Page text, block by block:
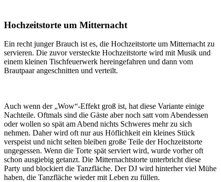
Hochzeitstorte um Mitternacht
Ein recht junger Brauch ist es, die Hochzeitstorte um Mitternacht zu
servieren. Die zuvor versteckte Hochzeitstorte wird mit Musik und
einem kleinen Tischfeuerwerk hereingefahren und dann vom
Brautpaar angeschnitten und verteilt.
Auch wenn der „Wow“-Effekt groß ist, hat diese Variante einige
Nachteile. Oftmals sind die Gäste aber noch satt vom Abendessen
oder wollen so spät am Abend nichts Schweres mehr zu sich
nehmen. Daher wird oft nur aus Höflichkeit ein kleines Stück
verspeist und nicht selten bleiben große Teile der Hochzeitstorte
ungegessen. Wenn die Torte spät serviert wird, wurde vorher oft
schon ausgiebig getanzt. Die Mitternachtstorte unterbricht diese
Party und blockiert die Tanzfläche. Der DJ wird hinterher viel Mühe
haben, die Tanzfläche wieder mit Leben zu füllen.